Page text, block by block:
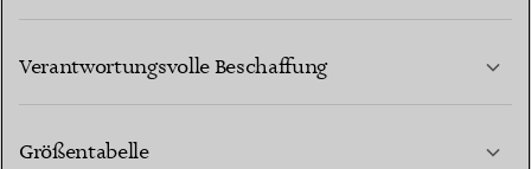
Verantwortungsvolle Beschaffung
Größentabelle